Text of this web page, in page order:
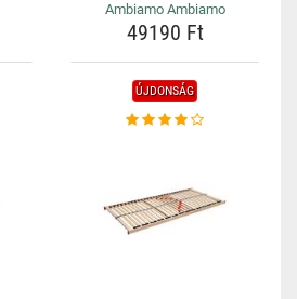
Ambiamo Ambiamo
49190 Ft
ÚJDONSÁG